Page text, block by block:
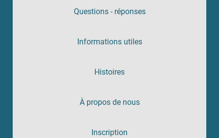
Questions - réponses
Informations utiles
Histoires
À propos de nous
Inscription